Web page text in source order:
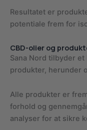
Resultatet er
potentiale frem for
CBD-olier og
Sana Nord tilbyder
produkter, herunder
Alle produkter er
forhold og
analyser for at sikre